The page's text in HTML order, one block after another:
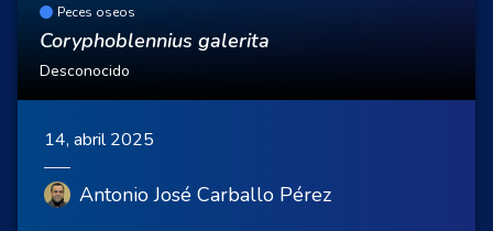
Peces oseos
Coryphoblennius galerita
Desconocido
14, abril 2025
Antonio José Carballo Pérez